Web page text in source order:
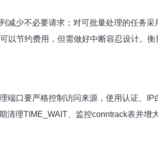
少不必要请求；对可批量处理的任务
节约费用，但需做好中断容忍设计。
口要严格控制访问来源，使用认证、
理TIME_WAIT、监控conntrack表并增